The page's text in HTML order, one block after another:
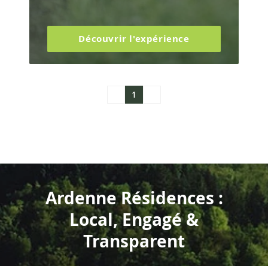
Découvrir l'expérience
1
Ardenne Résidences :
Local, Engagé &
Transparent